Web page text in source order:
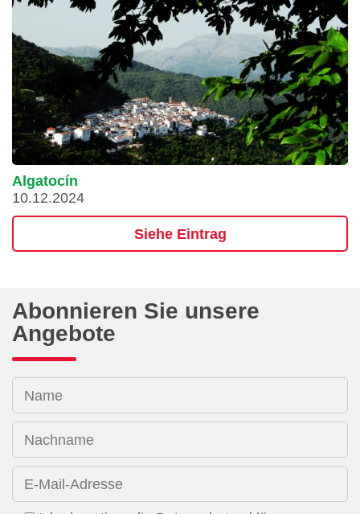
Algatocín
10.12.2024
Siehe Eintrag
Abonnieren Sie unsere
Angebote
Name
Nachname
E-Mail-Adresse